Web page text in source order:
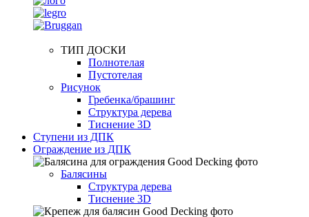
ТИП ДОСКИ
Полнотелая
Пустотелая
Рисунок
Гребенка/брашинг
Структура дерева
Тиснение 3D
Ступени из ДПК
Ограждение из ДПК
Балясины
Структура дерева
Тиснение 3D